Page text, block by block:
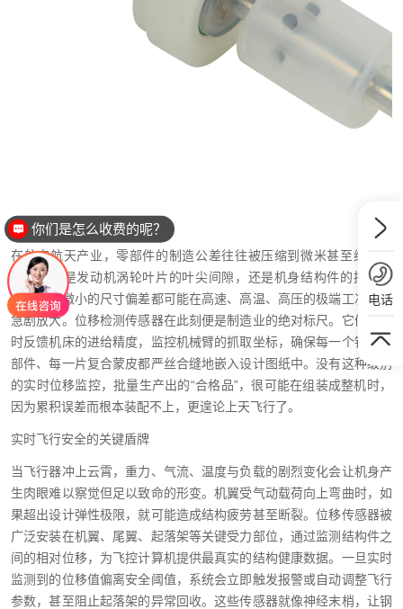
精准制造与装配的生命线
在航空航天产业，零部件的制造公差往往被压缩到微米甚至纳米级
别。无论是发动机涡轮叶片的叶尖间隙，还是机身结构件的拼接缝
隙，任何微小的尺寸偏差都可能在高速、高温、高压的极端工况下被
急剧放大。位移检测传感器在此刻便是制造业的绝对标尺。它们能实
时反馈机床的进给精度，监控机械臂的抓取坐标，确保每一个钛合金
部件、每一片复合蒙皮都严丝合缝地嵌入设计图纸中。没有这种级别
的实时位移监控，批量生产出的“合格品”，很可能在组装成整机时，
因为累积误差而根本装配不上，更遑论上天飞行了。
实时飞行安全的关键盾牌
当飞行器冲上云霄，重力、气流、温度与负载的剧烈变化会让机身产
生肉眼难以察觉但足以致命的形变。机翼受气动载荷向上弯曲时，如
果超出设计弹性极限，就可能造成结构疲劳甚至断裂。位移传感器被
广泛安装在机翼、尾翼、起落架等关键受力部位，通过监测结构件之
间的相对位移，为飞控计算机提供最真实的结构健康数据。一旦实时
监测到的位移值偏离安全阈值，系统会立即触发报警或自动调整飞行
参数，甚至阻止起落架的异常回收。这些传感器就像神经末梢，让钢
电话
你们是怎么收费的呢？